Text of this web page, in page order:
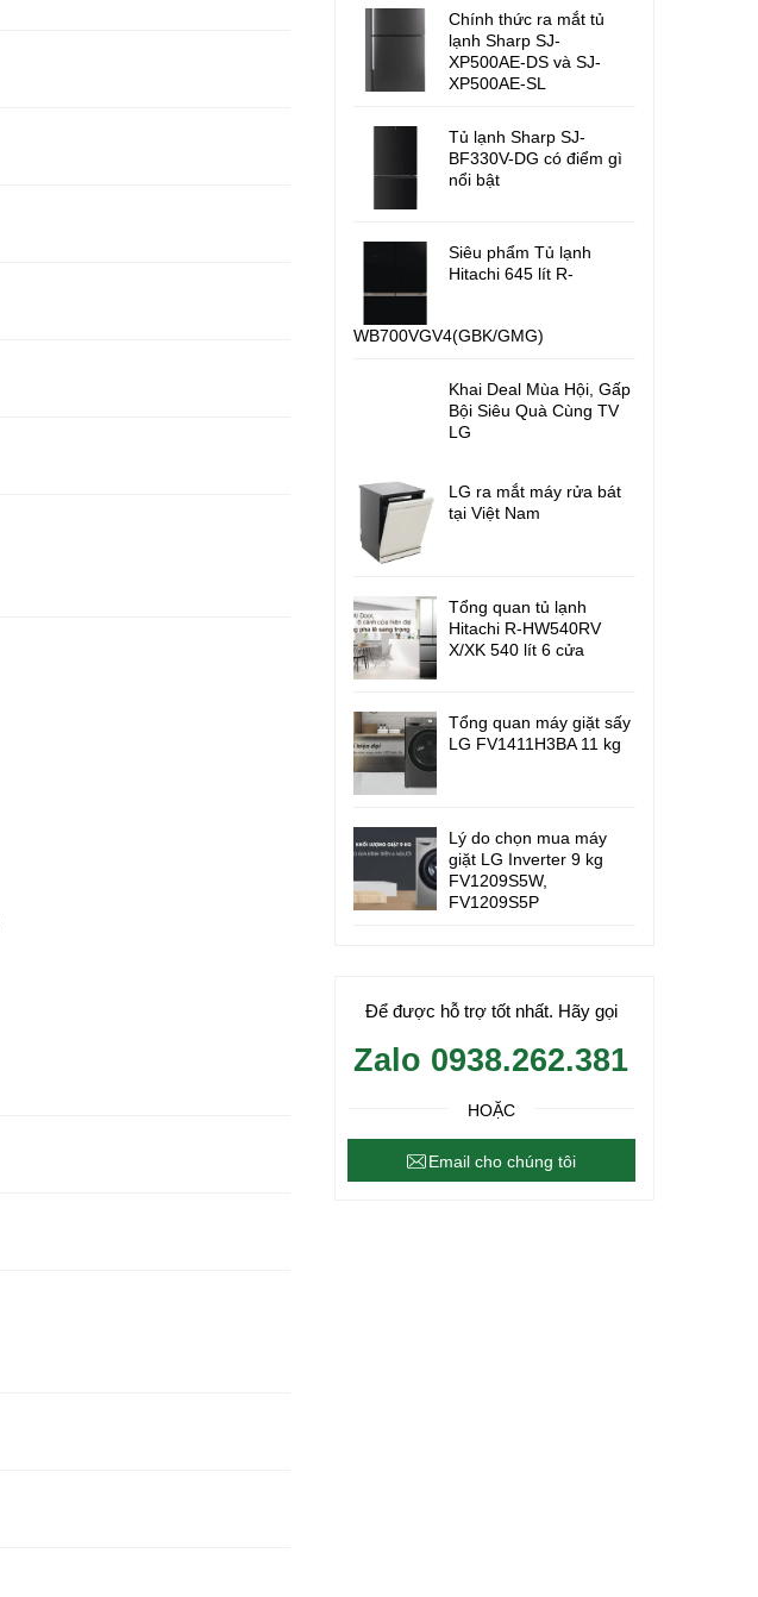
Chính thức ra mắt tủ
lạnh Sharp SJ-
XP500AE-DS và SJ-
XP500AE-SL
Tủ lạnh Sharp SJ-
BF330V-DG có điểm gì
nổi bật
Siêu phẩm Tủ lạnh
Hitachi 645 lít R-
WB700VGV4(GBK/GMG)
Khai Deal Mùa Hội, Gấp
Bội Siêu Quà Cùng TV
LG
LG ra mắt máy rửa bát
tại Việt Nam
Tổng quan tủ lạnh
Hitachi R-HW540RV
X/XK 540 lít 6 cửa
Tổng quan máy giặt sấy
LG FV1411H3BA 11 kg
Lý do chọn mua máy
giặt LG Inverter 9 kg
FV1209S5W,
FV1209S5P
Để được hỗ trợ tốt nhất. Hãy gọi
Zalo 0938.262.381
HOẶC
Email cho chúng tôi